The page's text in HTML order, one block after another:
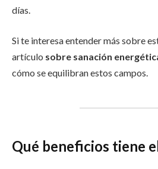
días.
Si te interesa entender más sobre
artículo sobre sanación
cómo se equilibran estos campos.
Qué beneficios tiene